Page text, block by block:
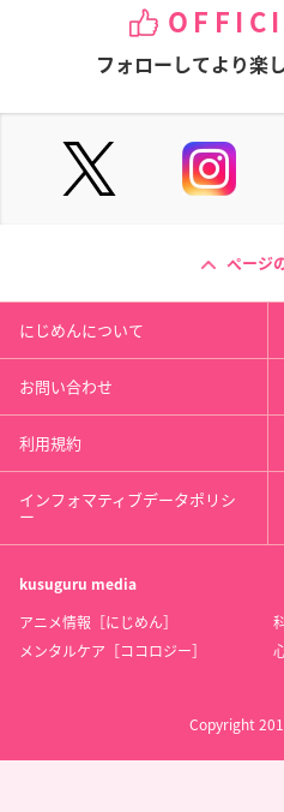
フォローしてより楽
ページ
にじめんについて
お問い合わせ
利用規約
インフォマティブデータポリシ
ー
kusuguru media
アニメ情報［にじめん］
メンタルケア［ココロジー］
Copyright